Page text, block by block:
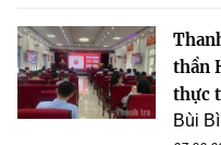
thần
thực
Bùi